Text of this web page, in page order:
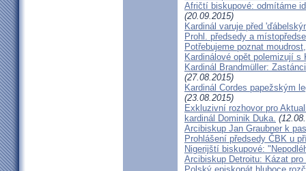
Afričtí biskupové: odmítáme
(20.09.2015)
Kardinál varuje před
Prohl. předsedy a
Potřebujeme poznat
Kardinálové opět polemizují
Kardinál Brandmüller:
(27.08.2015)
Kardinál Cordes papežským
(23.08.2015)
Exkluzivní rozhovor pro
kardinál Dominik Duka.
Arcibiskup Jan Graubner k
Prohlášení předsedy ČBK u
Nigerijští biskupové:
Arcibiskup Detroitu: Kázat